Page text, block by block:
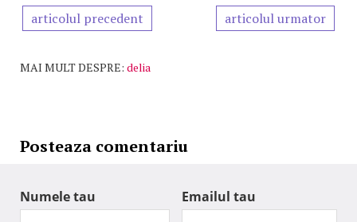
articolul precedent articolul urmator
MAI MULT DESPRE: delia
Posteaza comentariu
Numele tau Emailul tau